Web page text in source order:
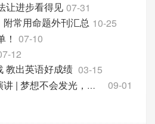
让进步看得见 07-31
附常用命题外刊汇总 10-25
07-10
12
教出英语好成绩 03-15
孙颖莎香港都会大学演讲 | 梦想不会发光，发光的是追梦的你！ 09-01